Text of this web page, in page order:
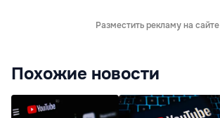
Разместить рекламу на сайте
Похожие новости